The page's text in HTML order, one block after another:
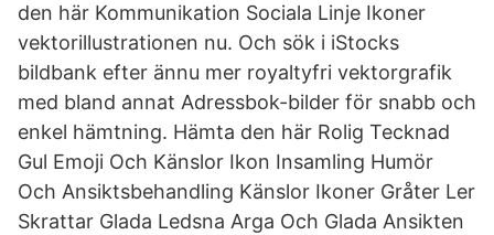
den här Kommunikation Sociala Linje Ikoner
vektorillustrationen nu. Och sök i iStocks
bildbank efter ännu mer royaltyfri vektorgrafik
med bland annat Adressbok-bilder för snabb och
enkel hämtning. Hämta den här Rolig Tecknad
Gul Emoji Och Känslor Ikon Insamling Humör
Och Ansiktsbehandling Känslor Ikoner Gråter Ler
Skrattar Glada Ledsna Arga Och Glada Ansikten